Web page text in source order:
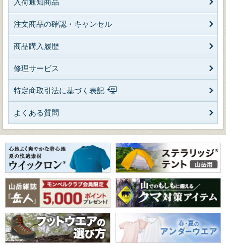
入荷通知商品
注文商品の確認・キャンセル
商品購入履歴
修理サービス
特定商取引法に基づく表記
よくある質問